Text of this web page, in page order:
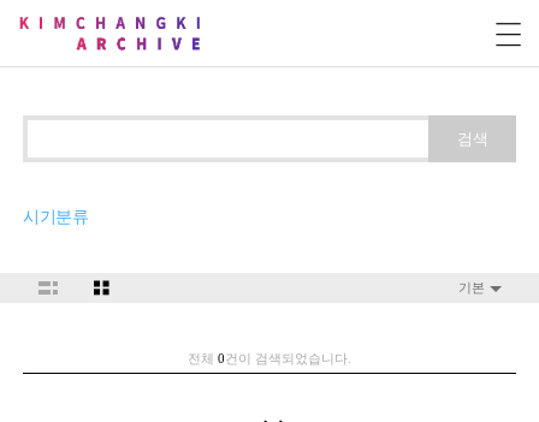
검색
시기분류
기본
전체 0건이 검색되었습니다.